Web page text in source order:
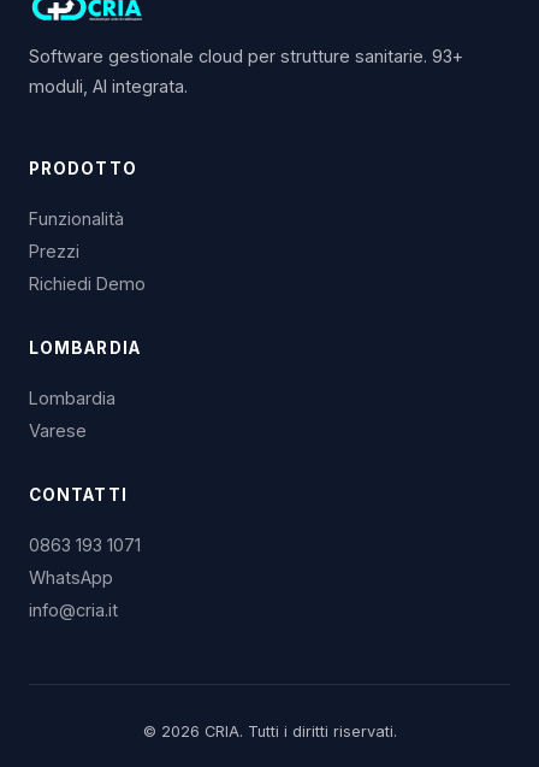
Software gestionale cloud per strutture sanitarie. 93+
moduli, AI integrata.
PRODOTTO
Funzionalità
Prezzi
Richiedi Demo
LOMBARDIA
Lombardia
Varese
CONTATTI
0863 193 1071
WhatsApp
info@cria.it
© 2026 CRIA. Tutti i diritti riservati.